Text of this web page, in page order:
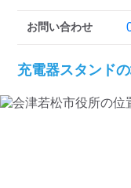
お問い合わせ
充電器スタンド